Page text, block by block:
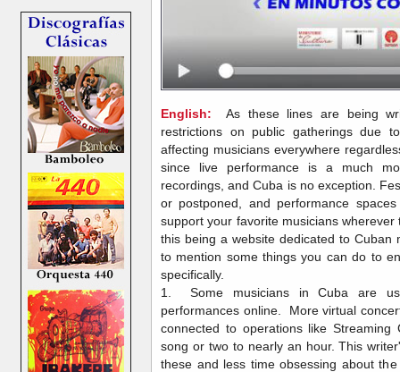
English: As these lines are being
restrictions on public gatherings due
affecting musicians everywhere
since live performance is a much
recordings, and Cuba is no exception.
or postponed, and performance
support your favorite musicians
this being a website dedicated to
to mention some things you can do to
specifically.
1. Some musicians in Cuba are
performances online. More virtual
connected to operations like
song or two to nearly an hour. This
these and less time obsessing about